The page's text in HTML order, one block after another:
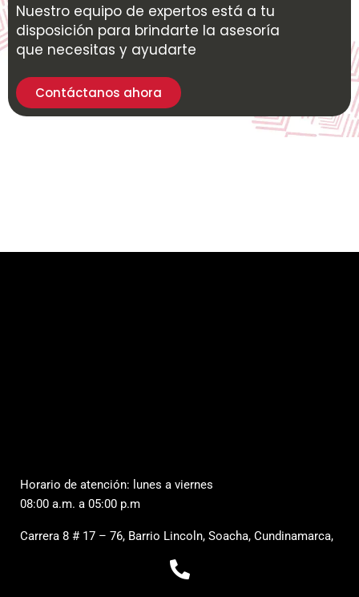
Nuestro equipo de expertos está a tu
disposición para brindarte la asesoría
que necesitas y ayudarte
Contáctanos ahora
Horario de atención: lunes a viernes
08:00 a.m. a 05:00 p.m
Carrera 8 # 17 – 76, Barrio Lincoln, Soacha, Cundinamarca,